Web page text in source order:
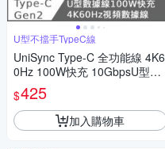
U型不擋手TypeC線
UniSync Type-C 全功能線 4K6
0Hz 100W快充 10GbpsU型充
電線0.5米
$425
加入購物車